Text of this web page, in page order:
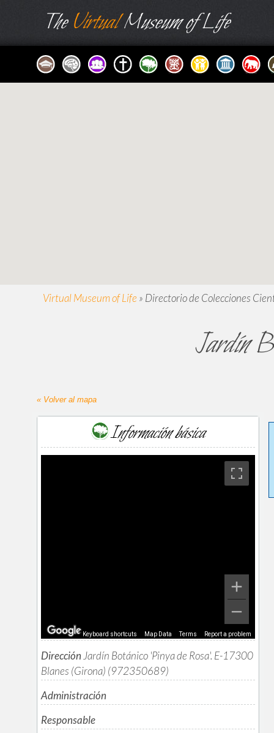
TheVirtualMuseum of Life
Virtual Museum of Life » Directorio de Colecciones
Jardín
« Volver al mapa
Información básica
Keyboard shortcuts Map Data Terms Report a problem
Dirección Jardín Botánico 'Pinya de Rosa'. E-17300
Blanes (Girona) (972350689)
Administración
Responsable